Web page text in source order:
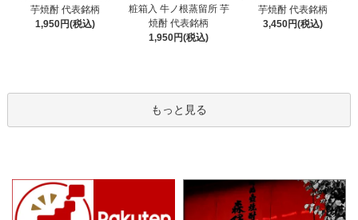
芋焼酎 代表銘柄
1,950円(税込)
粧箱入 牛ノ根蒸留所 芋
焼酎 代表銘柄
1,950円(税込)
芋焼酎 代表銘柄
3,450円(税込)
もっと見る